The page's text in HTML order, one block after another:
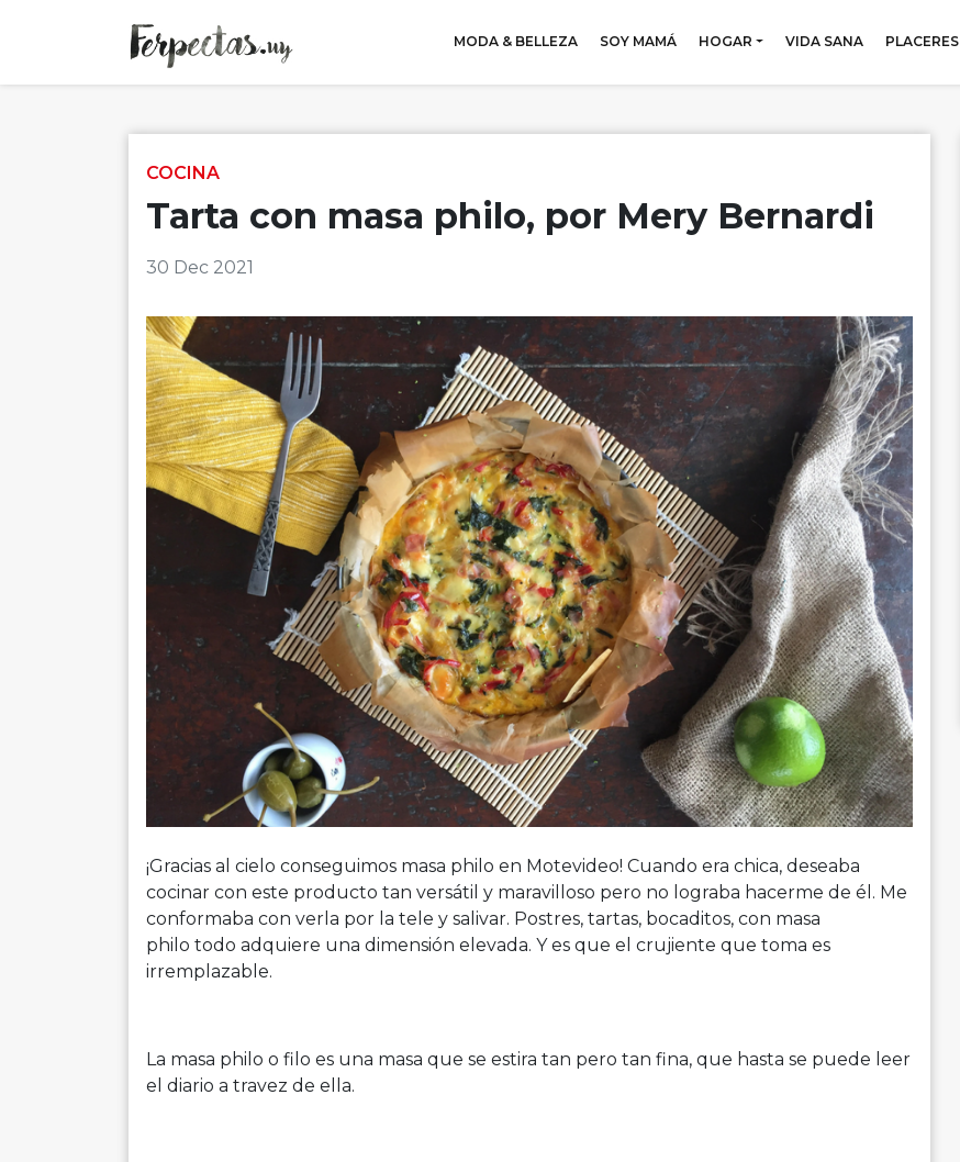
MODA & BELLEZA SOY MAMÁ HOGAR VIDA SANA PLACERES
COCINA
Tarta con masa philo, por Mery Bernardi
30 Dec 2021
¡Gracias al cielo conseguimos masa philo en Motevideo! Cuando era chica, deseaba
cocinar con este producto tan versátil y maravilloso pero no lograba hacerme de él. Me
conformaba con verla por la tele y salivar. Postres, tartas, bocaditos, con masa
philo todo adquiere una dimensión elevada. Y es que el crujiente que toma es
irremplazable.
La masa philo o filo es una masa que se estira tan pero tan fina, que hasta se puede leer
el diario a travez de ella.